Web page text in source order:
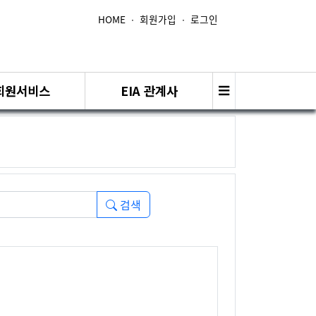
HOME ∙ 회원가입 ∙ 로그인
원서비스 EIA 관계사
검색